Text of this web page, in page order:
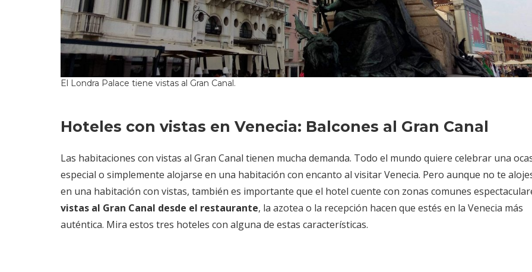
El Londra Palace tiene vistas al Gran Canal.
Hoteles con vistas en Venecia: Balcones al Gran Canal
Las habitaciones con vistas al Gran Canal tienen mucha demanda. Todo el mundo quiere celebrar una
especial o simplemente alojarse en una habitación con encanto al visitar Venecia. Pero aunque no te
en una habitación con vistas, también es importante que el hotel cuente con zonas comunes
vistas al Gran Canal desde el restaurante, la azotea o la recepción hacen que estés en la Venecia más
auténtica. Mira estos tres hoteles con alguna de estas características.